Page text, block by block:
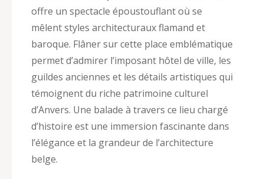
offre un spectacle époustouflant où se
mêlent styles architecturaux flamand et
baroque. Flâner sur cette place emblématique
permet d’admirer l’imposant hôtel de ville, les
guildes anciennes et les détails artistiques qui
témoignent du riche patrimoine culturel
d’Anvers. Une balade à travers ce lieu chargé
d’histoire est une immersion fascinante dans
l’élégance et la grandeur de l’architecture
belge.